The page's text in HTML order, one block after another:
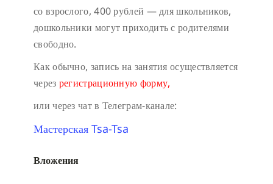
со взрослого, 400 рублей — для школьников,
дошкольники могут приходить с родителями
свободно.
Как обычно, запись на занятия осуществляется
через регистрационную форму,
или через чат в Телеграм-канале:
Мастерская Tsa-Tsa
Вложения